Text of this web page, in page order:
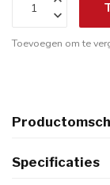
Toevoegen om te
Specificaties